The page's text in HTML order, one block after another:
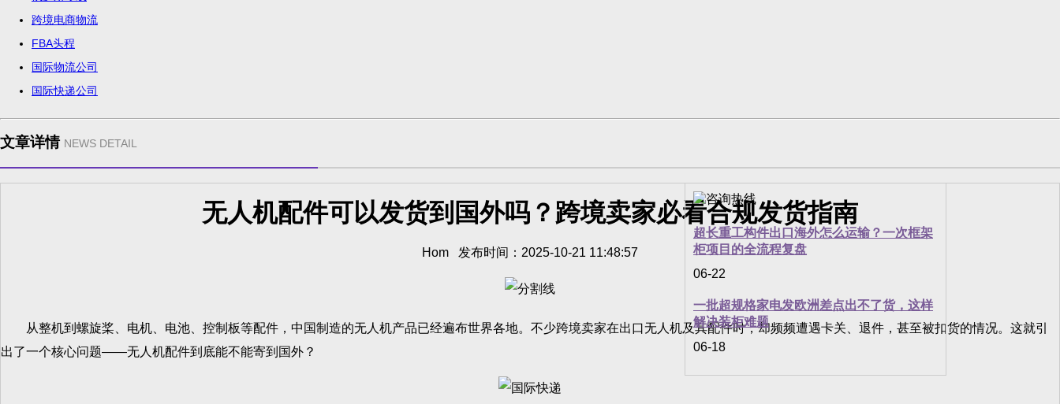
跨境电商物流
FBA头程
国际物流公司
国际快递公司
文章详情 NEWS DETAIL
超长重工构件出口海外怎么运输？一次框架
柜项目的全流程复盘
06-22
一批超规格家电发欧洲差点出不了货，这样
解决装柜难题
06-18
无人机配件可以发货到国外吗？跨境卖家必看合规发货指南
Hom 发布时间：2025-10-21 11:48:57
从整机到螺旋桨、电机、电池、控制板等配件，中国制造的无人机产品已经遍布世界各地。不少跨境卖家在出口无人机及其配件时，却频频遭遇卡关、退件，甚至被扣货的情况。这就引
出了一个核心问题——无人机配件到底能不能寄到国外？